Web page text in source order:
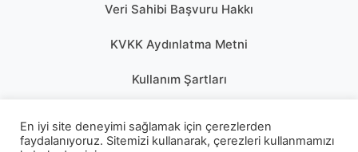
Veri Sahibi Başvuru Hakkı
KVKK Aydınlatma Metni
Kullanım Şartları
Çerez Politikası
En iyi site deneyimi sağlamak için çerezlerden
faydalanıyoruz. Sitemizi kullanarak, çerezleri kullanmamızı